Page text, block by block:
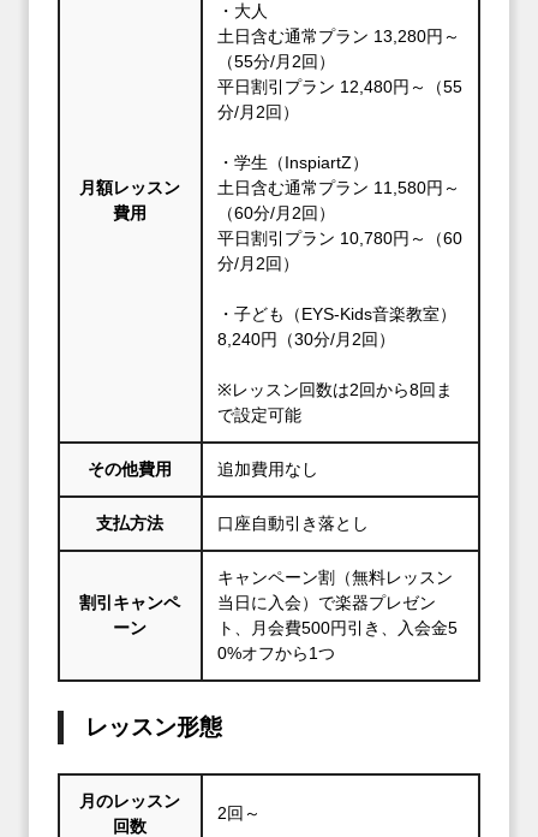
月額レッスン
費用
・大人
土日含む通常プラン 13,280円～
（55分/月2回）
平日割引プラン 12,480円～（55
分/月2回）
・学生（InspiartZ）
土日含む通常プラン 11,580円～
（60分/月2回）
平日割引プラン 10,780円～（60
分/月2回）
・子ども（EYS-Kids音楽教室）
8,240円（30分/月2回）
※レッスン回数は2回から8回ま
で設定可能
その他費用 追加費用なし
支払方法 口座自動引き落とし
割引キャンペ
ーン
キャンペーン割（無料レッスン
当日に入会）で楽器プレゼン
ト、月会費500円引き、入会金5
0%オフから1つ
レッスン形態
月のレッスン
回数
2回～